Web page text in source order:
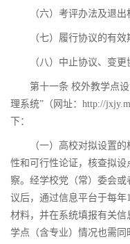
（六）考评办法及退出
（七）履行协议的有
（八）中止协议、变
第十一条 校外教学点
理系统”（网址：http://
下：
（一）高校对拟设置
性和可行性论证，核查拟
察。经学校党（常）委会
议后，通过信息平台于每
材料，并在系统填报有关
学点（含专业）情况也需